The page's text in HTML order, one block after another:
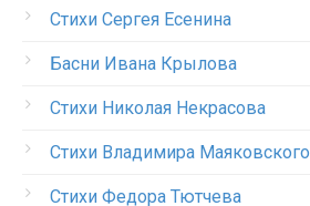
Стихи Сергея Есенина
Басни Ивана Крылова
Стихи Николая Некрасова
Стихи Владимира Маяковского
Стихи Федора Тютчева